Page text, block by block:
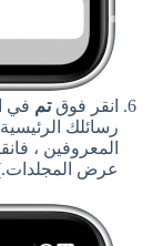
انقر فوقتم في
رسائلك
المعروفين ،
عرض